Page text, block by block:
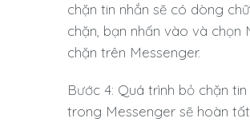
chặn tin nhắn sẽ có dòng
chặn, bạn nhấn vào và chọn
chặn trên Messenger.
Bước 4: Quá trình bỏ chặn tin
trong Messenger sẽ hoàn tất.